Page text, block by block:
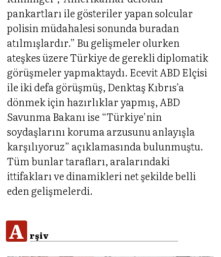
pankartları ile gösteriler yapan solcular
polisin müdahalesi sonunda buradan
atılmışlardır.” Bu gelişmeler olurken
ateşkes üzere Türkiye de gerekli diplomatik
görüşmeler yapmaktaydı. Ecevit ABD Elçisi
ile iki defa görüşmüş, Denktaş Kıbrıs’a
dönmek için hazırlıklar yapmış, ABD
Savunma Bakanı ise “Türkiye’nin
soydaşlarını koruma arzusunu anlayışla
karşılıyoruz” açıklamasında bulunmuştu.
Tüm bunlar tarafları, aralarındaki
ittifakları ve dinamikleri net şekilde belli
eden gelişmelerdi.
A rşiv